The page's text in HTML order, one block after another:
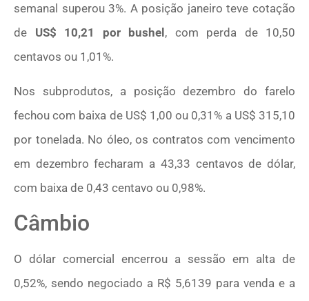
semanal superou 3%. A posição janeiro teve cotação
de US$ 10,21 por bushel , com perda de 10,50
centavos ou 1,01%.
Nos subprodutos, a posição dezembro do farelo
fechou com baixa de US$ 1,00 ou 0,31% a US$ 315,10
por tonelada. No óleo, os contratos com vencimento
em dezembro fecharam a 43,33 centavos de dólar,
com baixa de 0,43 centavo ou 0,98%.
Câmbio
O dólar comercial encerrou a sessão em alta de
0,52%, sendo negociado a R$ 5,6139 para venda e a